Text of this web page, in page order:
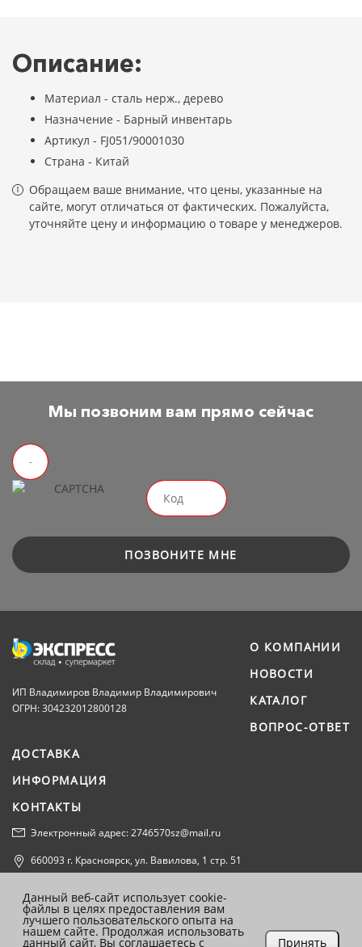
Описание:
Материал - сталь нерж., дерево
Назначение - Барный инвентарь
Артикул - FJ051/90001030
Страна - Китай
Обращаем ваше внимание, что цены, указанные на
сайте, могут отличаться от фактических. Пожалуйста,
уточняйте цену и информацию о товаре у менеджеров.
Мы позвоним вам прямо сейчас
ПОЗВОНИТЕ МНЕ
ИП Владимиров Владимир Владимирович
ОГРН: 304232012800128
О КОМПАНИИ
НОВОСТИ
КАТАЛОГ
ВОПРОС-ОТВЕТ
ДОСТАВКА
ИНФОРМАЦИЯ
КОНТАКТЫ
Электронный адрес: 2746570sz@mail.ru
660093 г. Красноярск, ул. Вавилова, 1 стр. 51
Согласие на обработку персональных данных
Данный веб-сайт использует cookie-
файлы в целях предоставления вам
лучшего пользовательского опыта на
нашем сайте. Продолжая использовать
данный сайт, Вы соглашаетесь с Принять